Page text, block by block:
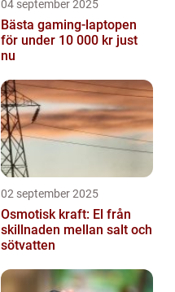
04 september 2025
Bästa gaming-laptopen
för under 10 000 kr just
nu
02 september 2025
Osmotisk kraft: El från
skillnaden mellan salt och
sötvatten